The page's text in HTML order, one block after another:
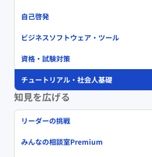
自己啓発
ビジネスソフトウェア・ツール
資格・試験対策
チュートリアル・社会人基礎
知見を広げる
リーダーの挑戦
みんなの相談室Premium